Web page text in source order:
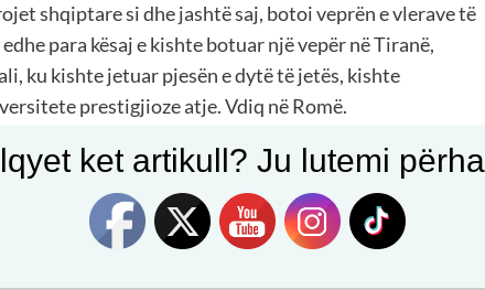
shqiptare si dhe jashtë saj, botoi veprën e vlerave të
para kësaj e kishte botuar një vepër në Tiranë,
ku kishte jetuar pjesën e dytë të jetës, kishte
prestigjioze atje. Vdiq në Romë.
nga Janjeva, njeriu i shumësisë së aftësive
folklorist, dramaturg, poet, etj., kudo që u gjend
shqiptare, krijoi vepra letrare përherë me theks
të shqiptarëve, si në Zarë, Pejë, Rubik, Laç e
Zarë ai ishte në detyrën
ket artikull? Ju lutemi